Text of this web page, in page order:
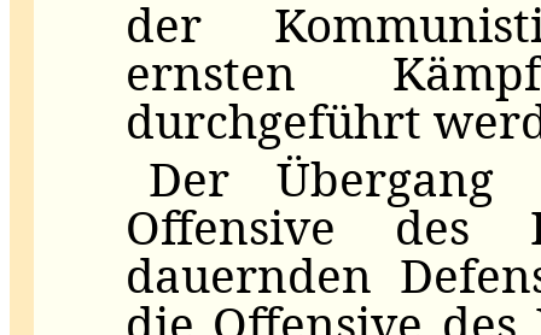
der
ernsten
durchgeführt
Der
Offensive des
dauernden